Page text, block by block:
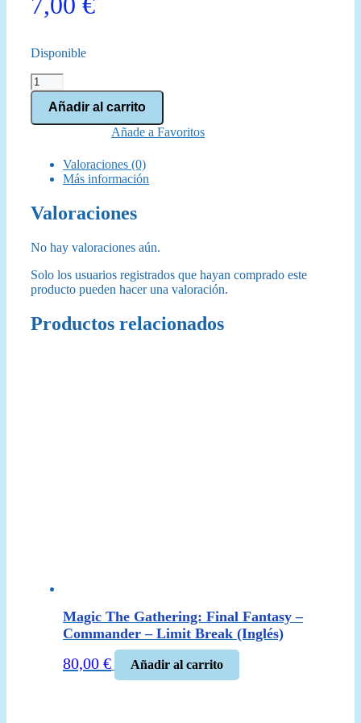
Disponible
Magic
The
Gathering:
Marvels
Juego
cantidad
Añadir al carrito
Añade a Favoritos
Valoraciones (0)
Más información
Valoraciones
No hay valoraciones aún.
Solo los usuarios registrados que hayan comprado este
producto pueden hacer una valoración.
Productos relacionados
Magic The Gathering: Final Fantasy –
Commander – Limit Break (Inglés)
80,00 € Añadir al carrito